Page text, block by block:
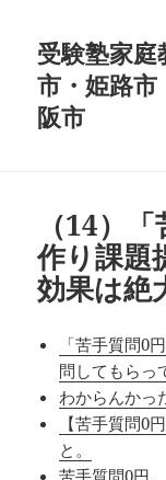
受験塾家
市・姫路
阪市
（14）
作り課題
効果は絶
「苦手質問0
問してもらっ
わからんかっ
【苦手質問0
と。